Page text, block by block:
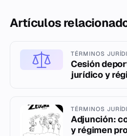
Artículos
TÉRMINOS
Cesión
jurídico y
TÉRMINOS
Adjunción:
y régimen